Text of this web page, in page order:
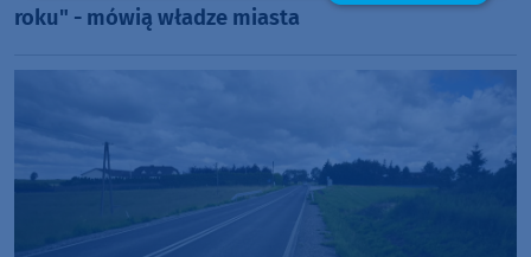
roku" - mówią władze miasta